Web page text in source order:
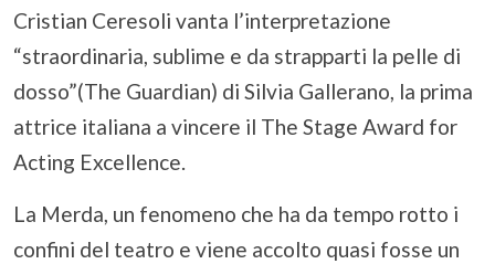
Cristian Ceresoli vanta l’interpretazione
“straordinaria, sublime e da strapparti la pelle di
dosso”(The Guardian) di Silvia Gallerano, la prima
attrice italiana a vincere il The Stage Award for
Acting Excellence.
La Merda, un fenomeno che ha da tempo rotto i
confini del teatro e viene accolto quasi fosse un